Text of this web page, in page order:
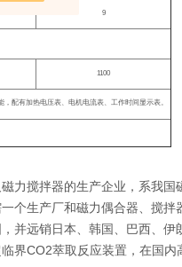
9
1100
配有加热电压表、电机电流表、工作时间显示表。
力搅拌器的生产企业，系我
个生产厂和磁力偶合器、搅
并远销日本、韩国、巴西、
CO2萃取反应装置，在国内